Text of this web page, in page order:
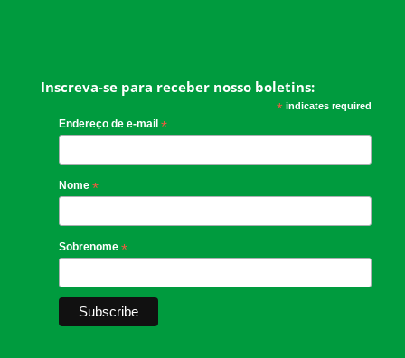
Inscreva-se para receber nosso boletins:
*indicates required
Endereço de e-mail *
Nome *
Sobrenome *